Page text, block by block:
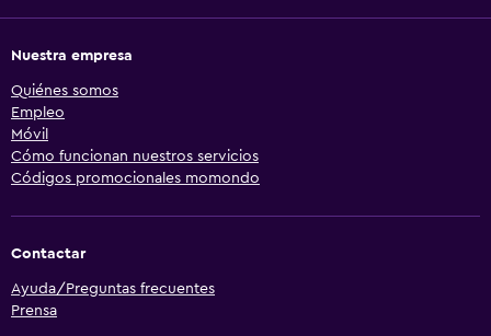
Nuestra empresa
Quiénes somos
Empleo
Móvil
Cómo funcionan nuestros servicios
Códigos promocionales momondo
Contactar
Ayuda/Preguntas frecuentes
Prensa